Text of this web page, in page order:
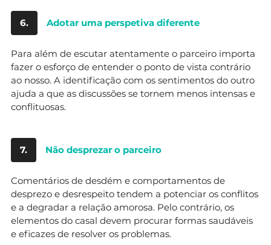
6. Adotar uma perspetiva diferente
Para além de escutar atentamente o parceiro importa
fazer o esforço de entender o ponto de vista contrário
ao nosso. A identificação com os sentimentos do outro
ajuda a que as discussões se tornem menos intensas e
conflituosas.
7. Não desprezar o parceiro
Comentários de desdém e comportamentos de
desprezo e desrespeito tendem a potenciar os conflitos
e a degradar a relação amorosa. Pelo contrário, os
elementos do casal devem procurar formas saudáveis
e eficazes de resolver os problemas.